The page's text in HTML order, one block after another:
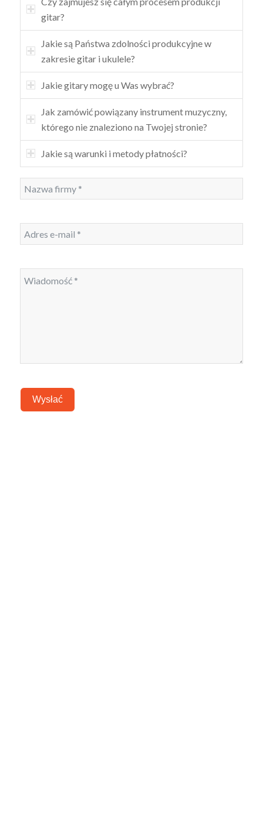
gitar?
Jakie są Państwa zdolności produkcyjne w
zakresie gitar i ukulele?
Jakie gitary mogę u Was wybrać?
Jak zamówić powiązany instrument muzyczny,
którego nie znaleziono na Twojej stronie?
Jakie są warunki i metody płatności?
Wysłać